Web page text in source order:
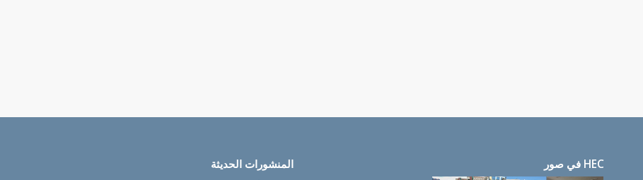
HEC في صور المنشورات الحديثة